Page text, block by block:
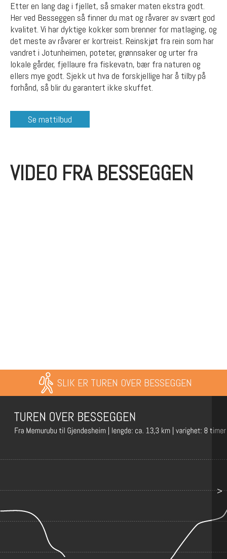
Etter en lang dag i fjellet, så smaker maten ekstra godt.
Her ved Besseggen så finner du mat og råvarer av svært god
kvalitet. Vi har dyktige kokker som brenner for matlaging, og
det meste av råvarer er kortreist. Reinskjøt fra rein som har
vandret i Jotunheimen, poteter, grønnsaker og urter fra
lokale gårder, fjellaure fra fiskevatn, bær fra naturen og
ellers mye godt. Sjekk ut hva de forskjellige har å tilby på
forhånd, så blir du garantert ikke skuffet.
Se mattilbud
VIDEO FRA BESSEGGEN
SLIK ER TUREN OVER BESSEGGEN
>